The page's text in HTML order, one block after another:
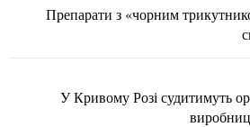
Препарати з «чорним
У Кривому Розі судитимуть